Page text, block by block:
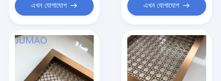
এখন যোগাযোগ এখন যোগাযোগ